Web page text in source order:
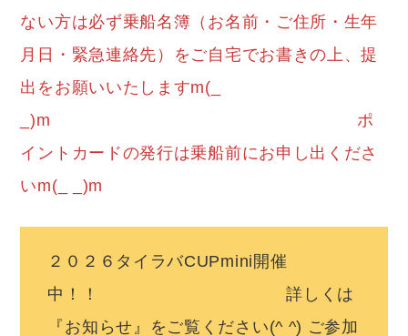
ない方は必ず乗船名簿（お名前・ご住所・生年
月日・緊急連絡先）をご自宅でお書きの上、提
出をお願いいたしますm(_
_)m ポ
イントカードの発行は乗船前にお申し出くださ
いm(_ _)m
２０２６タイラバCUPmini開催
中！！ 詳しくは
『お知らせ』をご覧ください(^ ^) ご参加